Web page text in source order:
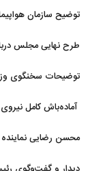
توضیح سازمان
طرح نهایی مجلس
توضیحات سخنگوی
آماده‌باش کامل
محسن رضایی